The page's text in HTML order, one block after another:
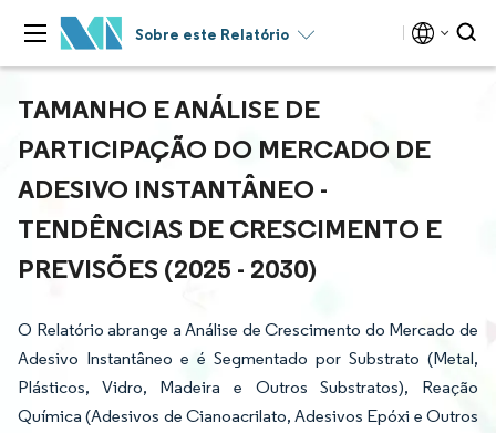
Sobre este Relatório
TAMANHO E ANÁLISE DE
PARTICIPAÇÃO DO MERCADO DE
ADESIVO INSTANTÂNEO -
TENDÊNCIAS DE CRESCIMENTO E
PREVISÕES (2025 - 2030)
O Relatório abrange a Análise de Crescimento do Mercado de
Adesivo Instantâneo e é Segmentado por Substrato (Metal,
Plásticos, Vidro, Madeira e Outros Substratos), Reação
Química (Adesivos de Cianoacrilato, Adesivos Epóxi e Outros